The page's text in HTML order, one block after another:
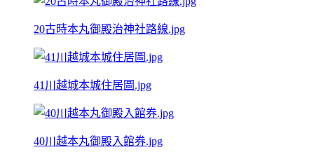
20古時本丸御殿治神社路線.jpg
41川越城本城住居圖.jpg
40川越本丸御殿入館券.jpg